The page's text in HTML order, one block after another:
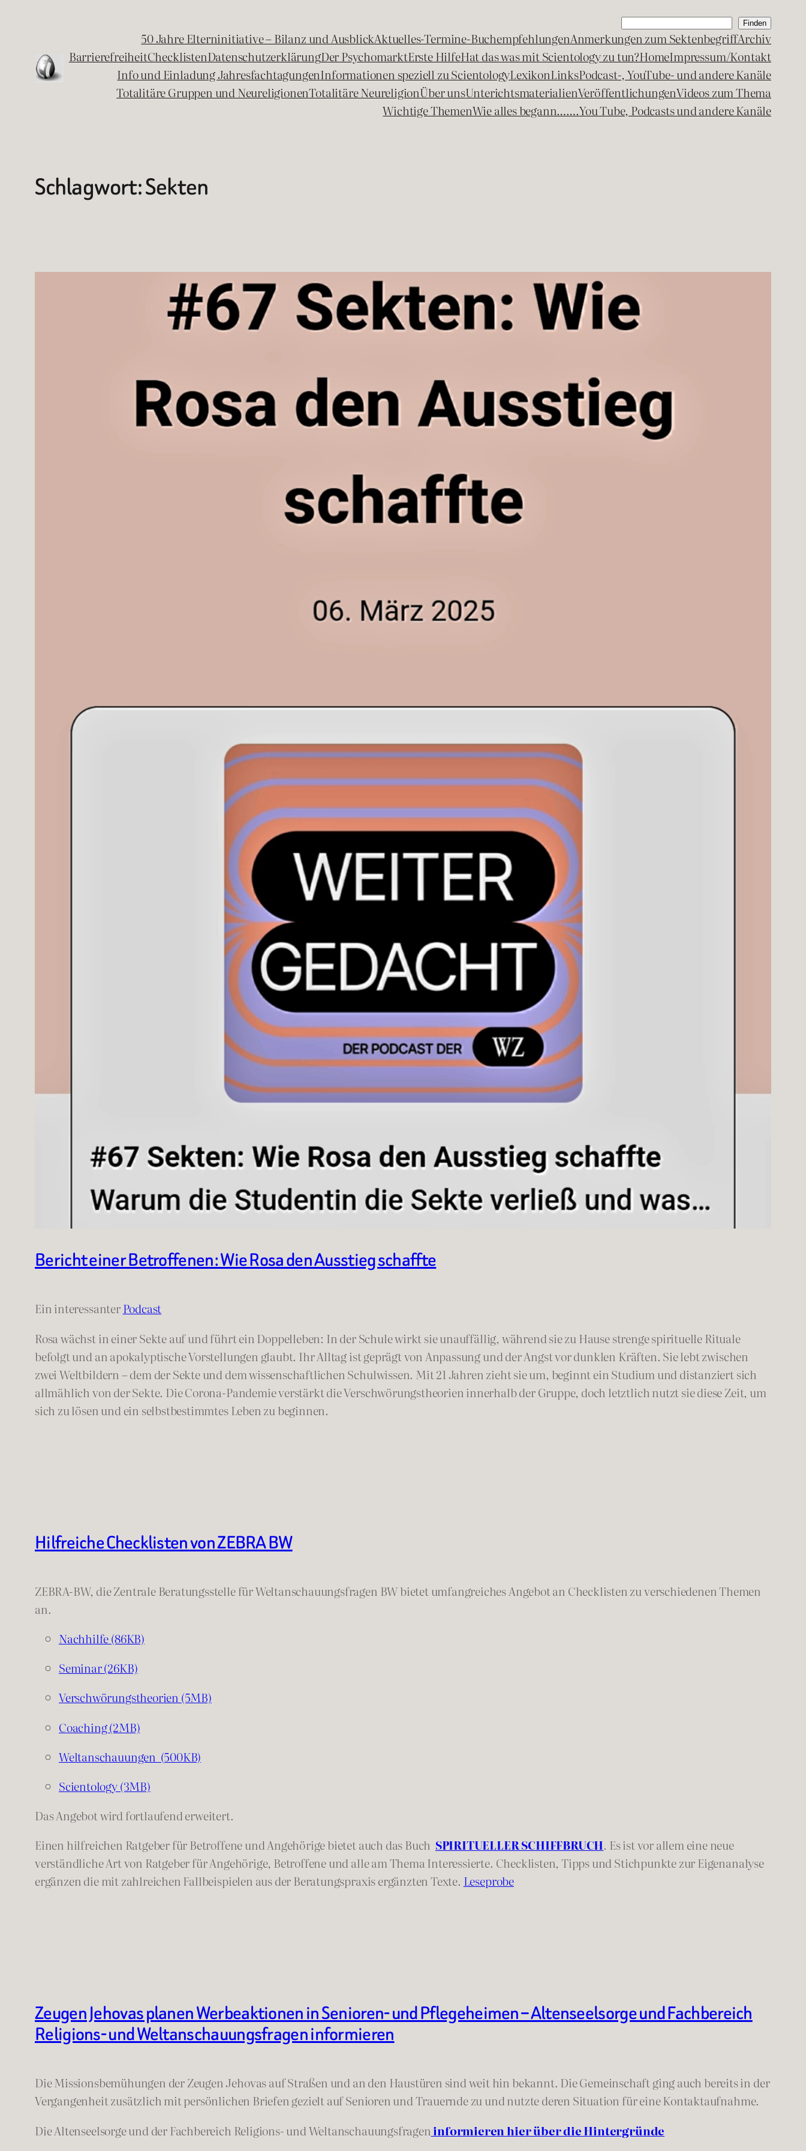
Suchen Finden
50 Jahre Elterninitiative – Bilanz und AusblickAktuelles-Termine-BuchempfehlungenAnmerkungen zum SektenbegriffArchiv
BarrierefreiheitChecklistenDatenschutzerklärungDer PsychomarktErste HilfeHat das was mit Scientology zu tun?HomeImpressum/Kontakt
Info und Einladung JahresfachtagungenInformationen speziell zu ScientologyLexikonLinksPodcast-, YouTube- und andere Kanäle
Totalitäre Gruppen und NeureligionenTotalitäre NeureligionÜber unsUnterichtsmaterialienVeröffentlichungenVideos zum Thema
Wichtige ThemenWie alles begann…….You Tube, Podcasts und andere Kanäle
Schlagwort:Sekten
Bericht einer Betroffenen: Wie Rosa den Ausstieg schaffte
Ein interessanterPodcast
Rosa wächst in einer Sekte auf und führt ein Doppelleben: In der Schule wirkt sie unauffällig, während sie zu Hause strenge spirituelle Rituale
befolgt und an apokalyptische Vorstellungen glaubt. Ihr Alltag ist geprägt von Anpassung und der Angst vor dunklen Kräften. Sie lebt zwischen
zwei Weltbildern – dem der Sekte und dem wissenschaftlichen Schulwissen. Mit 21 Jahren zieht sie um, beginnt ein Studium und distanziert sich
allmählich von der Sekte. Die Corona-Pandemie verstärkt die Verschwörungstheorien innerhalb der Gruppe, doch letztlich nutzt sie diese Zeit, um
sich zu lösen und ein selbstbestimmtes Leben zu beginnen.
Hilfreiche Checklisten von ZEBRA BW
ZEBRA-BW, die Zentrale Beratungsstelle für Weltanschauungsfragen BW bietet umfangreiches Angebot an Checklisten zu verschiedenen Themen
an.
Nachhilfe (86KB)
Seminar (26KB)
Verschwörungstheorien (5MB)
Coaching (2MB)
Weltanschauungen (500KB)
Scientology (3MB)
Das Angebot wird fortlaufend erweitert.
Einen hilfreichen Ratgeber für Betroffene und Angehörige bietet auch das Buch SPIRITUELLER SCHIFFBRUCH. Es ist vor allem eine neue
verständliche Art von Ratgeber für Angehörige, Betroffene und alle am Thema Interessierte. Checklisten, Tipps und Stichpunkte zur Eigenanalyse
ergänzen die mit zahlreichen Fallbeispielen aus der Beratungspraxis ergänzten Texte. Leseprobe
Zeugen Jehovas planen Werbeaktionen in Senioren- und Pflegeheimen – Altenseelsorge und Fachbereich
Religions- und Weltanschauungsfragen informieren
Die Missionsbemühungen der Zeugen Jehovas auf Straßen und an den Haustüren sind weit hin bekannt. Die Gemeinschaft ging auch bereits in der
Vergangenheit zusätzlich mit persönlichen Briefen gezielt auf Senioren und Trauernde zu und nutzte deren Situation für eine Kontaktaufnahme.
Die Altenseelsorge und der Fachbereich Religions- und Weltanschauungsfrageninformieren hier über die Hintergründe